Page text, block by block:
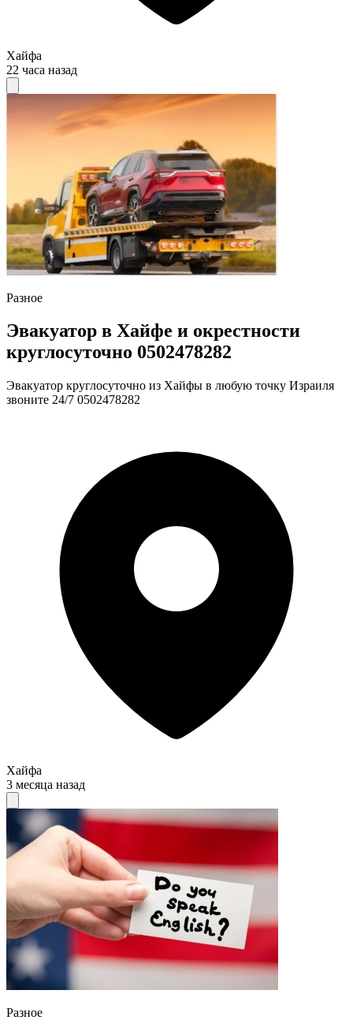
Хайфа
22 часа назад
Разное
Эвакуатор в Хайфе и окрестности
круглосуточно 0502478282
Эвакуатор круглосуточно из Хайфы в любую точку Израиля
звоните 24/7 0502478282
Хайфа
3 месяца назад
Разное